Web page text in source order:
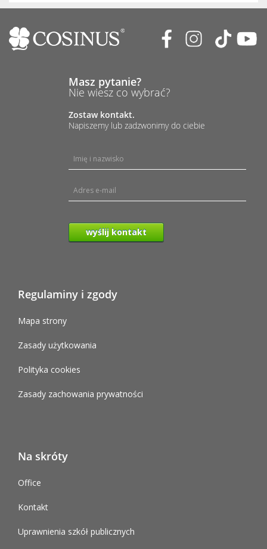
Masz pytanie?
Nie wiesz co wybrać?
Zostaw kontakt.
Napiszemy lub zadzwonimy do ciebie
wyślij kontakt
Regulaminy i zgody
Mapa strony
Zasady użytkowania
Polityka cookies
Zasady zachowania prywatności
Na skróty
Office
Kontakt
Uprawnienia szkół publicznych